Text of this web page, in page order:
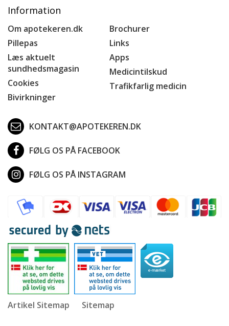
Information
Om apotekeren.dk
Pillepas
Læs aktuelt
sundhedsmagasin
Cookies
Bivirkninger
Brochurer
Links
Apps
Medicintilskud
Trafikfarlig medicin
KONTAKT@APOTEKEREN.DK
FØLG OS PÅ FACEBOOK
FØLG OS PÅ INSTAGRAM
Artikel Sitemap Sitemap